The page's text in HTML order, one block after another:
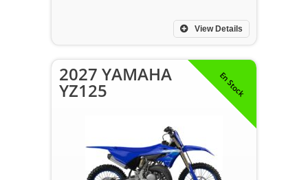
View Details
En Stock
2027 YAMAHA
YZ125